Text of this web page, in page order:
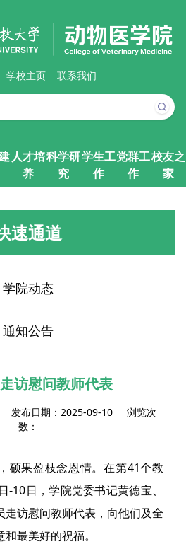
学校主页 联系我们
人才培
养
科学研
究
学生工
作
党群工
作
校友之
家
速通道
学院动态
通知公告
访慰问教师代表
发布日期：2025-09-10 浏览次
数：
硕果盈枝念恩情。在第41个教
-10日，学院党委书记黄德宝、
走访慰问教师代表，向他们及全
最美好的祝福。